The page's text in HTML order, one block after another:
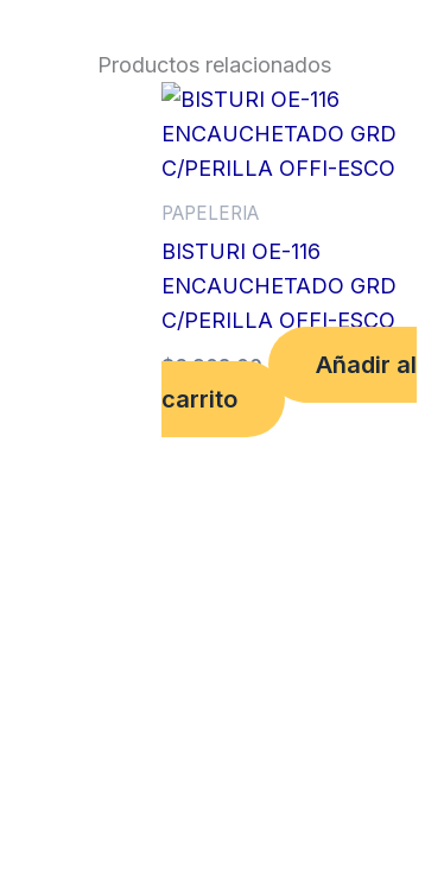
Productos relacionados
PAPELERIA
BISTURI OE-116
ENCAUCHETADO GRD
C/PERILLA OFFI-ESCO
$6,908.00
Añadir al
carrito